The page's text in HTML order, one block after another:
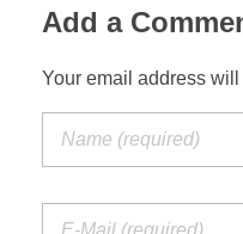
Add a
Your email address